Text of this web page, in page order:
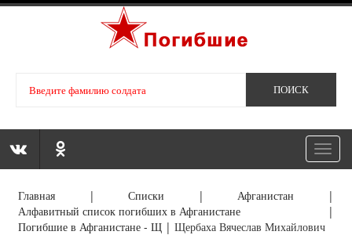
Главная |Списки | Афганистан |
Алфавитный список погибших в Афганистане |
Погибшие в Афганистане - Щ |Щербаха Вячеслав Михайлович